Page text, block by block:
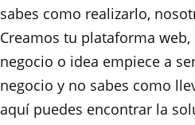
sabes como realizarlo,
Creamos tu plataforma
negocio o idea empiece a
negocio y no sabes como
aquí puedes encontrar la